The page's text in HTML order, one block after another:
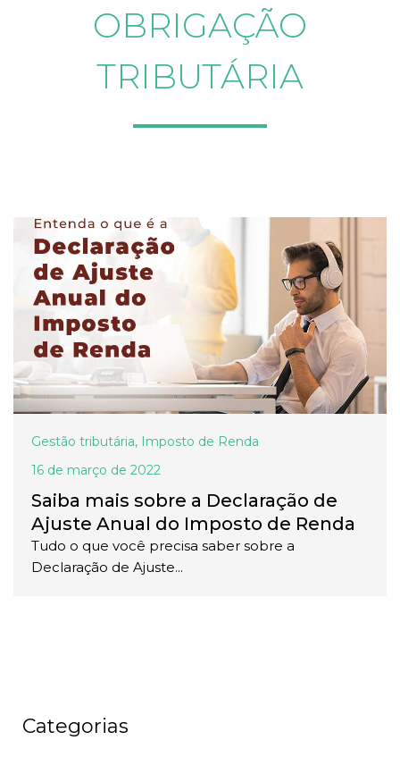
OBRIGAÇÃO
TRIBUTÁRIA
Gestão tributária, Imposto de Renda
16 de março de 2022
Saiba mais sobre a Declaração de
Ajuste Anual do Imposto de Renda
Tudo o que você precisa saber sobre a
Declaração de Ajuste...
Categorias